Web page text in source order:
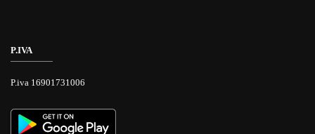
P.IVA
P.iva 16901731006